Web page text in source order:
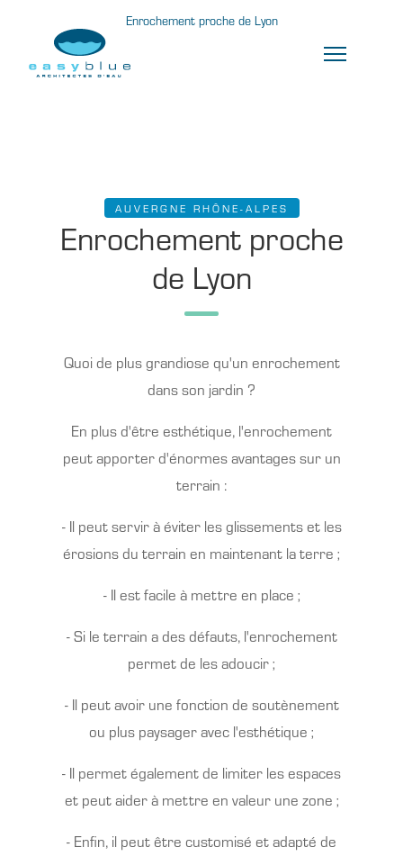
Enrochement proche de Lyon
AUVERGNE RHÔNE-ALPES
Enrochement proche
de Lyon
Quoi de plus grandiose qu'un enrochement
dans son jardin ?
En plus d'être esthétique, l'enrochement
peut apporter d'énormes avantages sur un
terrain :
- Il peut servir à éviter les glissements et les
érosions du terrain en maintenant la terre ;
- Il est facile à mettre en place ;
- Si le terrain a des défauts, l'enrochement
permet de les adoucir ;
- Il peut avoir une fonction de soutènement
ou plus paysager avec l'esthétique ;
- Il permet également de limiter les espaces
et peut aider à mettre en valeur une zone ;
- Enfin, il peut être customisé et adapté de